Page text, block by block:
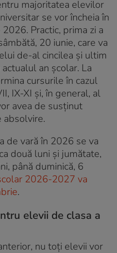
majoritatea elevilor
se vor încheia în
Practic, prima zi a
20 iunie, care va
de-al cincilea și ultim
an școlar. La
cursurile în cazul
IX-XI și, în general, al
avea de susținut
absolvire.
de vară în 2026 se va
două luni și jumătate,
până duminică, 6
2026-2027 va
.
elevii de clasa a
nu toți elevii vor